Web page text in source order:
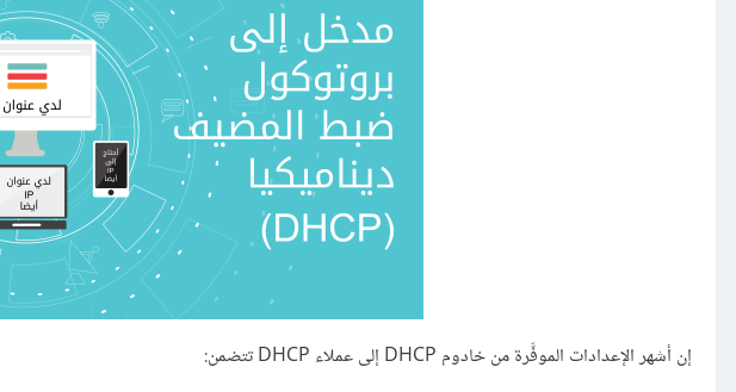
إن أشهر الإعدادات الموفَّرة من خادوم DHCP إلى عملاء DHCP تتضمن: